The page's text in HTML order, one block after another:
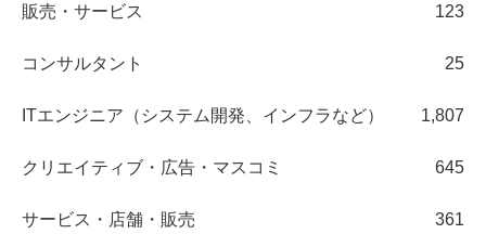
販売・サービス 123
コンサルタント 25
ITエンジニア（システム開発、インフラなど） 1,807
クリエイティブ・広告・マスコミ 645
サービス・店舗・販売 361